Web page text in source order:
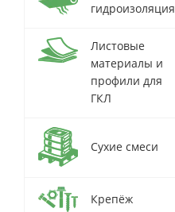
гидроизоляция
Листовые
материалы и
профили для
ГКЛ
Сухие смеси
Крепёж